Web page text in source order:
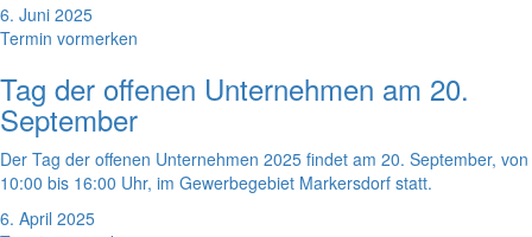
6. Juni 2025
Termin vormerken
Tag der offenen Unternehmen am 20.
September
Der Tag der offenen Unternehmen 2025 findet am 20. September, von
10:00 bis 16:00 Uhr, im Gewerbegebiet Markersdorf statt.
6. April 2025